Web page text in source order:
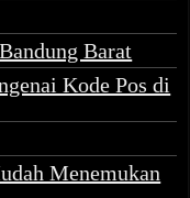
Barat
Kode Pos di
Menemukan